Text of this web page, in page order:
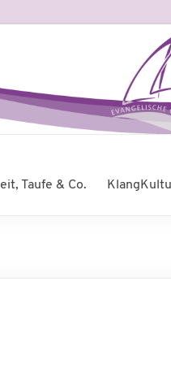
Taufe & Co.